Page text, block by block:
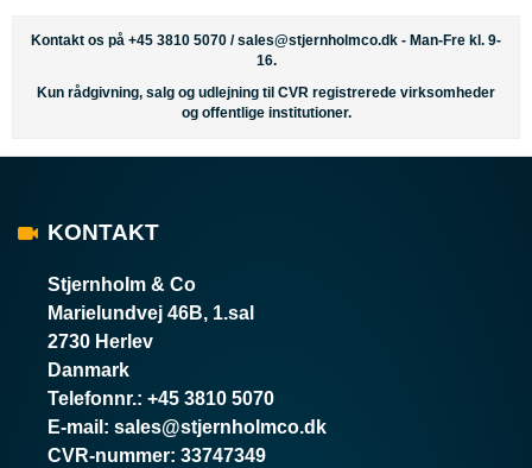
Kontakt os på +45 3810 5070 /sales@stjernholmco.dk - Man-Fre kl. 9-
16.
Kun rådgivning, salg og udlejning til CVR registrerede virksomheder
og offentlige institutioner.
KONTAKT
Stjernholm & Co
Marielundvej 46B, 1.sal
2730 Herlev
Danmark
Telefonnr.: +45 3810 5070
E-mail : sales@stjernholmco.dk
CVR-nummer: 33747349